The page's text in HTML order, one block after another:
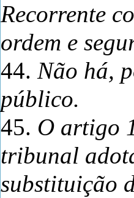
Recorrente
ordem e
44.Não há,
público.
45. O artigo
tribunal
substituição